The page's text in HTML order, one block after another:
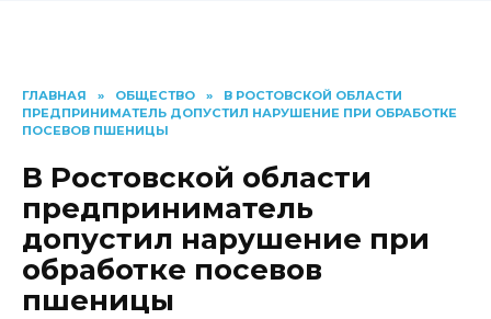
ГЛАВНАЯ » ОБЩЕСТВО »
В РОСТОВСКОЙ ОБЛАСТИ
ПРЕДПРИНИМАТЕЛЬ ДОПУСТИЛ НАРУШЕНИЕ ПРИ ОБРАБОТКЕ
ПОСЕВОВ ПШЕНИЦЫ
В Ростовской области
предприниматель
допустил нарушение при
обработке посевов
пшеницы